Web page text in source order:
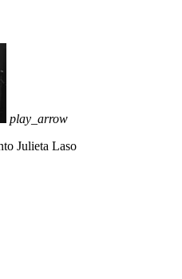
play_arrow
Julieta Laso